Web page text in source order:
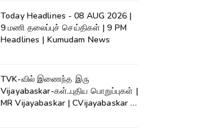
Today Headlines - 08 AUG 2026 |
9 மணி தலைப்புச் செய்திகள் | 9 PM
Headlines | Kumudam News
TVK-வில் இணைந்த இரு
Vijayabaskar-கள்..புதிய பொறுப்புகள் |
MR Vijayabaskar | CVijayabaskar |